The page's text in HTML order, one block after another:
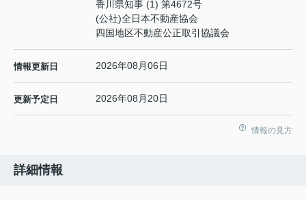
香川県知事 (1) 第4672号
(公社)全日本不動産協会
四国地区不動産公正取引協議会
情報更新日 2026年08月06日
更新予定日 2026年08月20日
情報の見方
詳細情報